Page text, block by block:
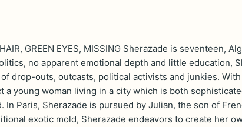
HAIR, GREEN EYES, MISSING Sherazade is seventeen,
no apparent emotional depth and little education,
drop-outs, outcasts, political activists and junkies.
a young woman living in a city which is both
Paris, Sherazade is pursued by Julian, the son of
exotic mold, Sherazade endeavors to create her